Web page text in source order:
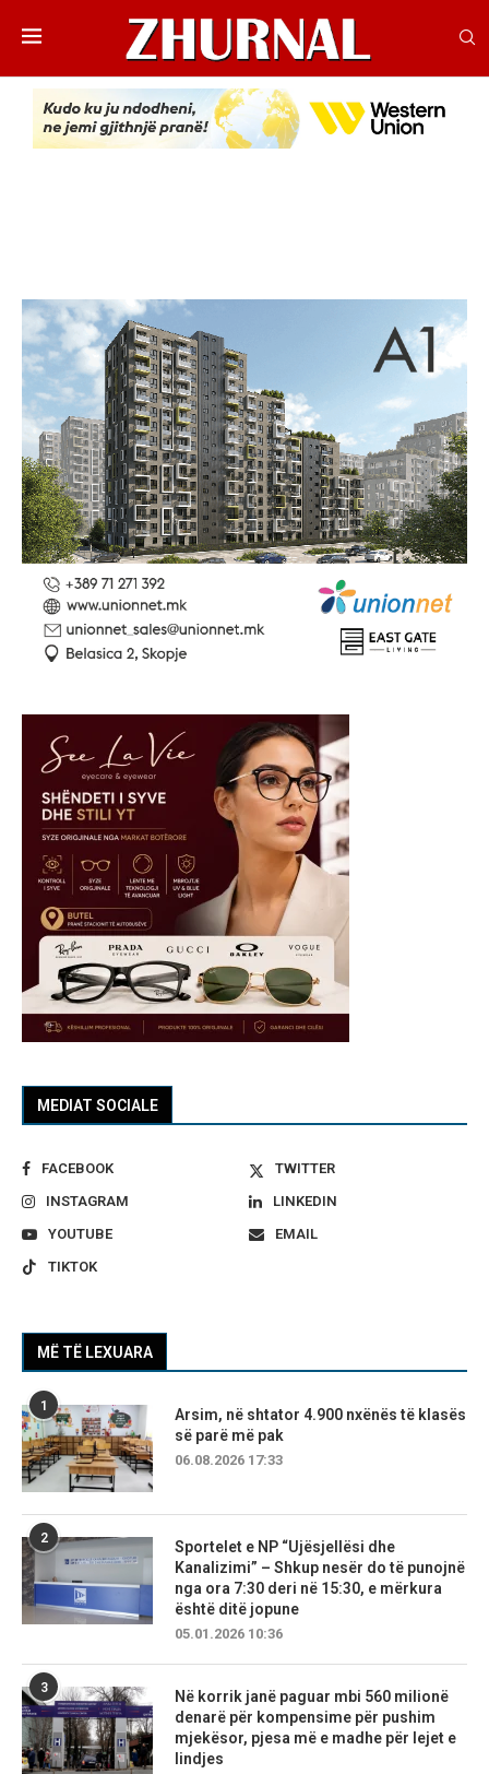
MEDIAT SOCIALE
FACEBOOK
TWITTER
INSTAGRAM
LINKEDIN
YOUTUBE
EMAIL
TIKTOK
MË TË LEXUARA
1
Arsim, në shtator 4.900 nxënës të klasës
së parë më pak
06.08.2026 17:33
2
Sportelet e NP “Ujësjellësi dhe
Kanalizimi” – Shkup nesër do të punojnë
nga ora 7:30 deri në 15:30, e mërkura
është ditë jopune
05.01.2026 10:36
3
Në korrik janë paguar mbi 560 milionë
denarë për kompensime për pushim
mjekësor, pjesa më e madhe për lejet e
lindjes